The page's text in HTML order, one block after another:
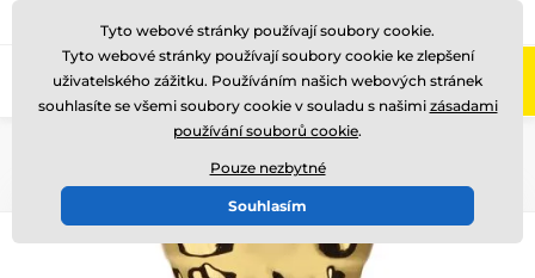
Zavolejte nám (Po-Pá 8-17)
Tyto webové stránky používají soubory cookie.
Tyto webové stránky používají soubory cookie ke zlepšení
uživatelského zážitku. Používáním našich webových stránek
souhlasíte se všemi soubory cookie v souladu s našimi zásadami
používání souborů cookie.
Pouze nezbytné
Souhlasím